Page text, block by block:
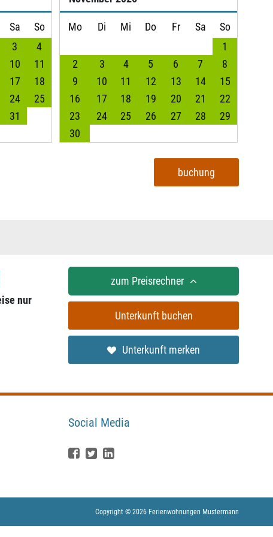
Sa
So
3
4
10
11
17
18
24
25
31
Mo Di Mi Do Fr Sa
So
1
2
3 4 5 6 7
8
9
10 11 12 13 14
15
16
17 18 19 20 21
22
23
24 25 26 27 28
29
30
buchung
nur
zum Preisrechner
Unterkunft buchen
Unterkunft merken
Social Media
Copyright © 2026 Ferienwohnungen Mustermann